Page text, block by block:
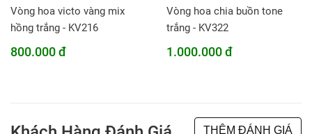
Vòng hoa victo vàng mix
hồng trắng - KV216
800.000 đ
Vòng hoa chia buồn tone
trắng - KV322
1.000.000 đ
THÊM ĐÁNH GIÁ